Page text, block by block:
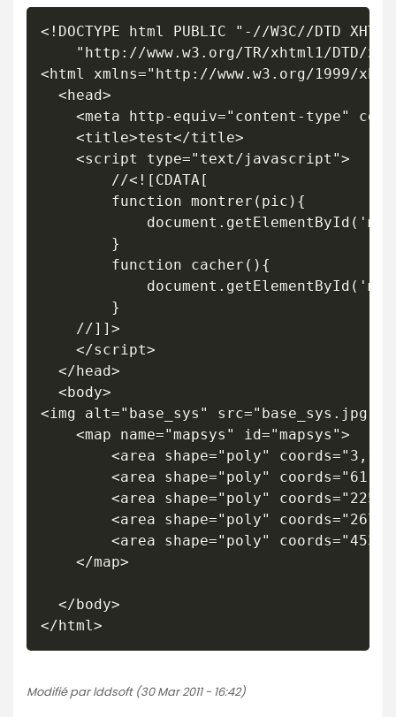
<!DOCTYPE html PUBLIC "-//W3C//DTD
"http://www.w3.org/TR/xhtml1/DTD/
<html xmlns="http://www.w3.org/1999/
  <head>
<meta http-equiv="content-type"
    <title>test</title>
    <script type="text/javascript">
    //]]>
    </script>
  </head>
  <body>
<img alt="base_sys"
  </body>
Modifié par lddsoft (30 Mar 2011 - 16:42)